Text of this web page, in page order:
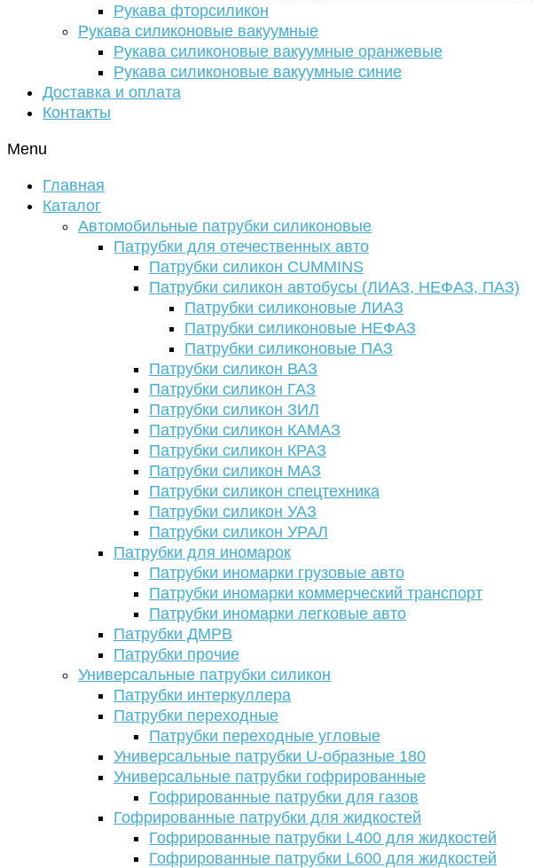
Рукава фторсиликон
Рукава силиконовые вакуумные
Рукава силиконовые вакуумные оранжевые
Рукава силиконовые вакуумные синие
Доставка и оплата
Контакты
Menu
Главная
Каталог
Автомобильные патрубки силиконовые
Патрубки для отечественных авто
Патрубки силикон CUMMINS
Патрубки силикон автобусы (ЛИАЗ, НЕФАЗ, ПАЗ)
Патрубки силиконовые ЛИАЗ
Патрубки силиконовые НЕФАЗ
Патрубки силиконовые ПАЗ
Патрубки силикон ВАЗ
Патрубки силикон ГАЗ
Патрубки силикон ЗИЛ
Патрубки силикон КАМАЗ
Патрубки силикон КРАЗ
Патрубки силикон МАЗ
Патрубки силикон спецтехника
Патрубки силикон УАЗ
Патрубки силикон УРАЛ
Патрубки для иномарок
Патрубки иномарки грузовые авто
Патрубки иномарки коммерческий транспорт
Патрубки иномарки легковые авто
Патрубки ДМРВ
Патрубки прочие
Универсальные патрубки силикон
Патрубки интеркуллера
Патрубки переходные
Патрубки переходные угловые
Универсальные патрубки U-образные 180
Универсальные патрубки гофрированные
Гофрированные патрубки для газов
Гофрированные патрубки для жидкостей
Гофрированные патрубки L400 для жидкостей
Гофрированные патрубки L600 для жидкостей